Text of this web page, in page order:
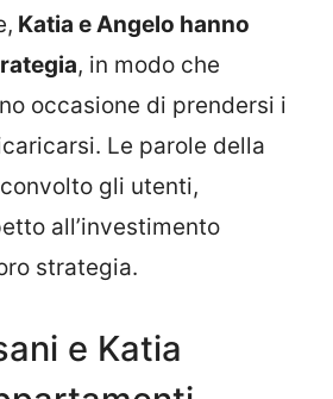
Katia e Angelo hanno
, in modo che
occasione di prendersi i
Le parole della
gli utenti,
all’investimento
strategia.
e Katia